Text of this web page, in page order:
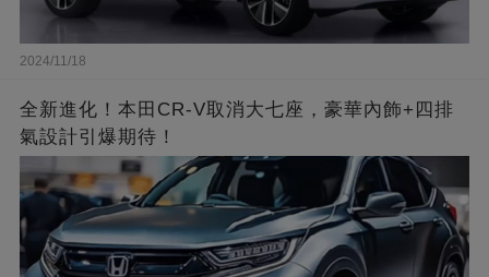
2024/11/18
全新進化！本田CR-V取消大七座，豪華內飾+四排
氣設計引爆期待！